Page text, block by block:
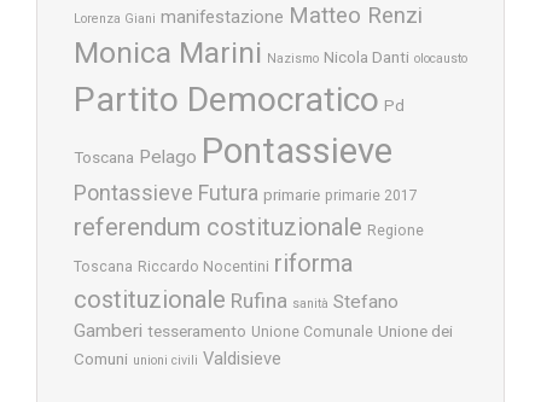
Lorenza Giani manifestazione Matteo Renzi
Monica Marini Nazismo Nicola Danti olocausto
Partito Democratico Pd
Toscana Pelago Pontassieve
Pontassieve Futura primarie primarie 2017
referendum costituzionale Regione
Toscana Riccardo Nocentini riforma
costituzionale Rufina sanità Stefano
Gamberi tesseramento Unione Comunale Unione dei
Comuni unioni civili Valdisieve